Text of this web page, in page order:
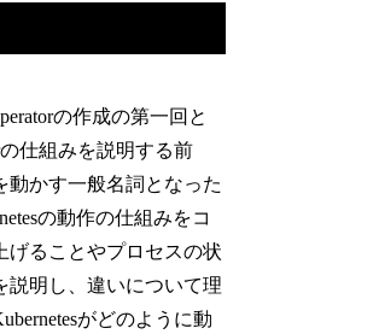
の作成の第一回と
の仕組みを説明する前
動かす一般名詞となった
の動作の仕組みをコ
げることやプロセスの状
説明し、違いについて理
がどのように動